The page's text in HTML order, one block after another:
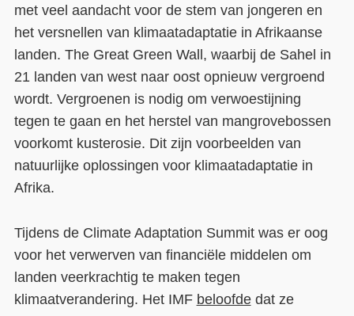
met veel aandacht voor de stem van jongeren en
het versnellen van klimaatadaptatie in Afrikaanse
landen. The Great Green Wall, waarbij de Sahel in
21 landen van west naar oost opnieuw vergroend
wordt. Vergroenen is nodig om verwoestijning
tegen te gaan en het herstel van mangrovebossen
voorkomt kusterosie. Dit zijn voorbeelden van
natuurlijke oplossingen voor klimaatadaptatie in
Afrika.
Tijdens de Climate Adaptation Summit was er oog
voor het verwerven van financiële middelen om
landen veerkrachtig te maken tegen
klimaatverandering. Het IMF beloofdedat ze